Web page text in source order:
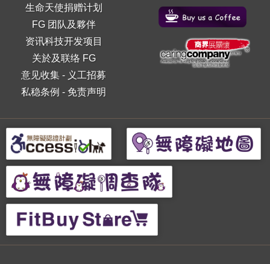
生命天使捐赠计划
FG 团队及夥伴
资讯科技开发项目
关於及联络 FG
意见收集 - 义工招募
私稳条例 - 免责声明